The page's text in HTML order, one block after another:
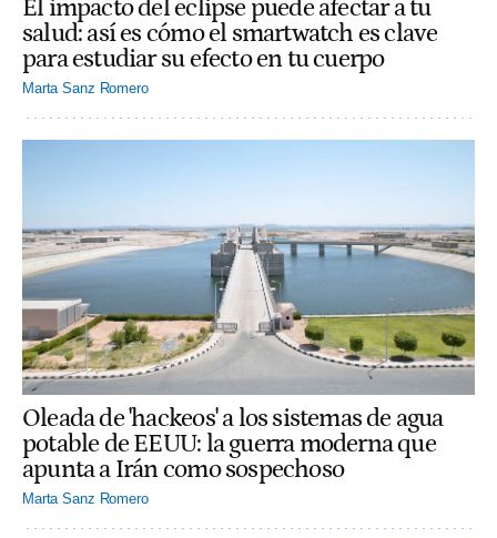
El impacto del eclipse puede afectar a tu
salud: así es cómo el smartwatch es clave
para estudiar su efecto en tu cuerpo
Marta Sanz Romero
Oleada de 'hackeos' a los sistemas de agua
potable de EEUU: la guerra moderna que
apunta a Irán como sospechoso
Marta Sanz Romero